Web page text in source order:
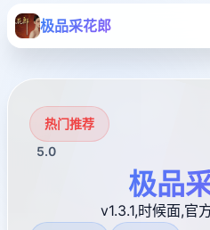
极品采花郎
热门推荐
5.0
极品
v1.3.1,时候面,官